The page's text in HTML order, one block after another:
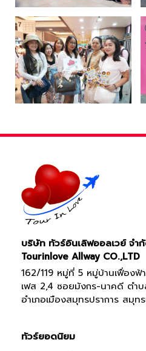
บริษัท ทัวร์อินเลิฟออลเวย์ จำ
Tourinlove Allway CO.,LTD
162/119 หมู่ที่ 5 หมู่บ้านเฟื่องฟ้า
เฟส 2,4 ซอยมังกร-นาคดี ตำ
อำเภอเมืองสมุทรปราการ สมุท
ทัวร์ยอดนิยม